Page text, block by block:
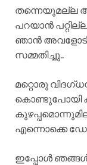
തന്നെയുമല്ല
പറയാൻ
ഞാൻ
സമ്മതിച്ചു..
മറ്റൊരു
കൊണ്ടുപോയി
എന്നൊക്കെ
ഇപ്പോൾ ഞങ്ങൾ